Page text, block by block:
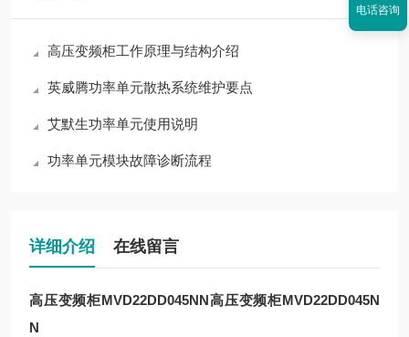
高压变频柜工作原理与结构介绍
英威腾功率单元散热系统维护要点
艾默生功率单元使用说明
功率单元模块故障诊断流程
详细介绍 在线留言
高压变频柜MVD22DD045NN高压变频柜MVD22DD045N
N
电话咨询